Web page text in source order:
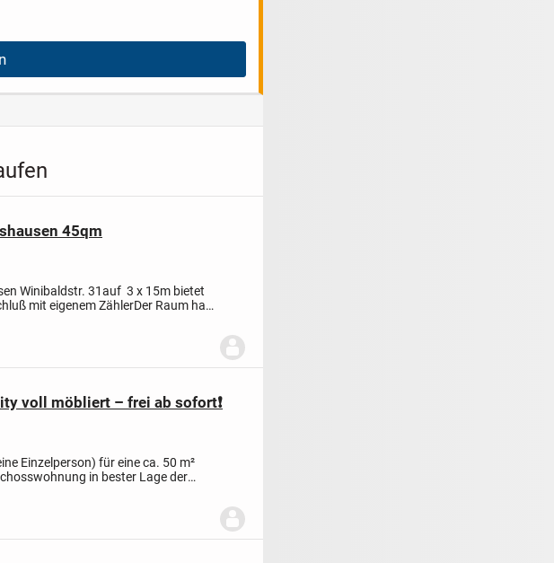
45qm
Winibaldstr. 31auf 3 x 15m bietet
mit eigenem ZählerDer Raum hat
voll möbliert – frei ab sofort❗️
Einzelperson) für eine ca. 50 m²
in bester Lage der